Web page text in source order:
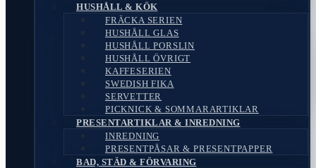
HUSHÅLL & KÖK
FRÄCKA SERIEN
HUSHÅLL GLAS
HUSHÅLL PORSLIN
HUSHÅLL ÖVRIGT
KAFFESERIEN
SWEDISH FIKA
SERVETTER
PICKNICK & SOMMARARTIKLAR
PRESENTARTIKLAR & INREDNING
INREDNING
PRESENTPÅSAR & PRESENTPAPPER
BAD, STÄD & FÖRVARING